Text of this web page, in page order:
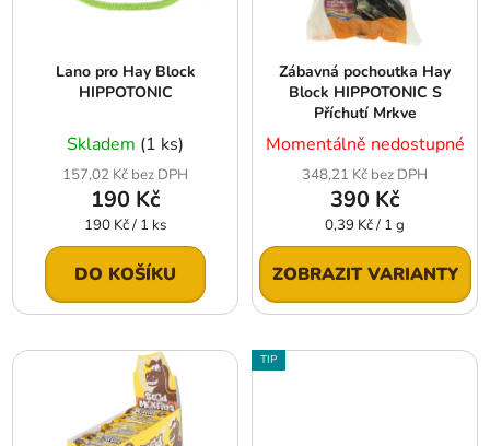
Lano pro Hay Block
HIPPOTONIC
Skladem (1 ks)
157,02 Kč bez DPH
190 Kč
Měrná
cena:
190 Kč / 1 ks
DO KOŠÍKU
Zábavná pochoutka Hay
Block HIPPOTONIC S
Příchutí Mrkve
Momentálně nedostupné
348,21 Kč bez DPH
390 Kč
Měrná
cena:
0,39 Kč / 1 g
ZOBRAZIT VARIANTY
TIP